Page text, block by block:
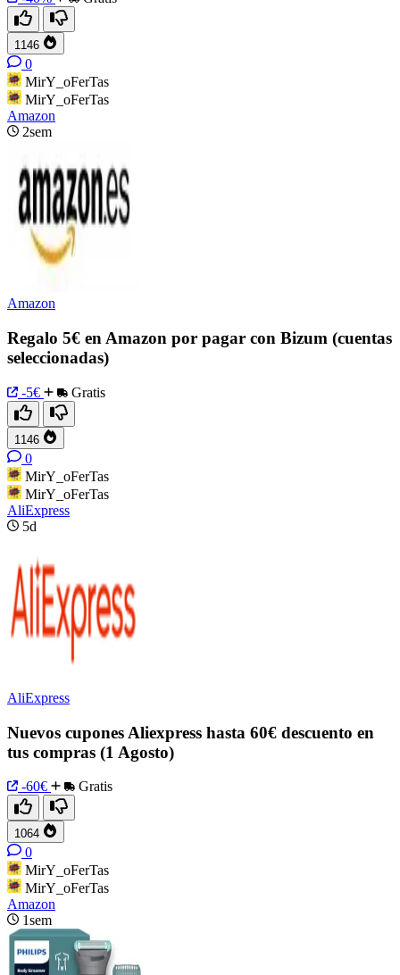
1146
0
MirY_oFerTas
MirY_oFerTas
Amazon
2sem
Amazon
Regalo 5€ en Amazon por pagar con Bizum (cuentas
seleccionadas)
-5€ Gratis
1146
0
MirY_oFerTas
MirY_oFerTas
AliExpress
5d
AliExpress
Nuevos cupones Aliexpress hasta 60€ descuento en
tus compras (1 Agosto)
-60€ Gratis
1064
0
MirY_oFerTas
MirY_oFerTas
Amazon
1sem